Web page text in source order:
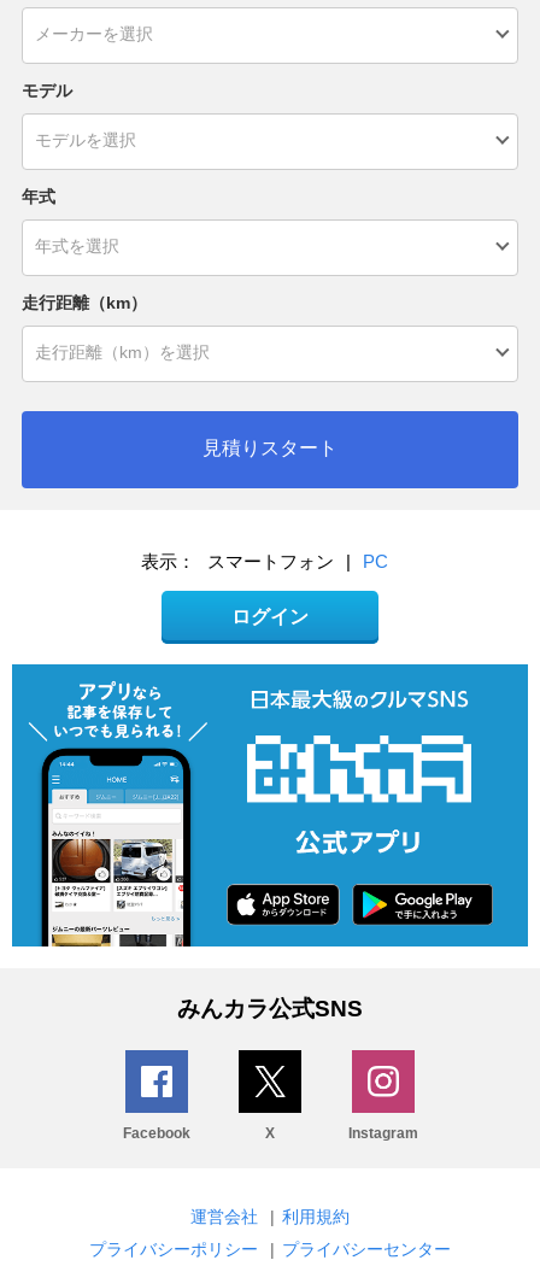
モデル
年式
走行距離（km）
見積りスタート
表示： スマートフォン | PC
ログイン
みんカラ公式SNS
Facebook X Instagram
運営会社 | 利用規約
プライバシーポリシー
| プライバシーセンター